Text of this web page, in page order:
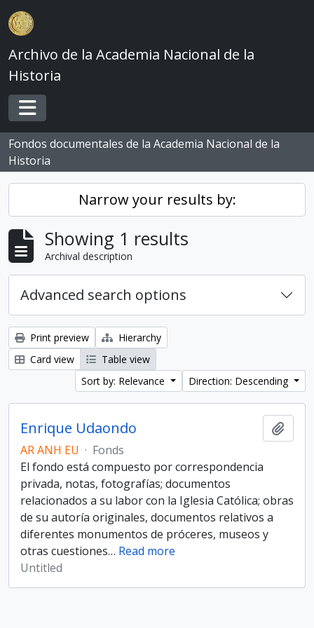
Skip to main content
Archivo de la Academia Nacional de la
Historia
Toggle navigation
Fondos documentales de la Academia Nacional de la
Historia
Narrow your results by:
Showing 1 results
Archival description
Advanced search options
Print preview
Hierarchy
Card view
Table view
Sort by: Relevance
Direction: Descending
Enrique Udaondo
AR ANH EU · Fonds
El fondo está compuesto por correspondencia
privada, notas, fotografías; documentos
relacionados a su labor con la Iglesia Católica; obras
de su autoría originales, documentos relativos a
diferentes monumentos de próceres, museos y
otras cuestiones… Read more
Untitled